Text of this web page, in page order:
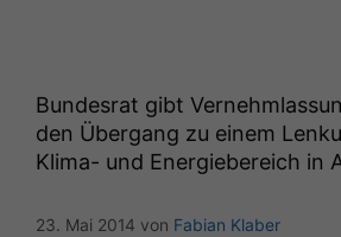
Bundesrat gibt
den Übergang zu einem
Klima- und Energiebereich in
23. Mai 2014 von Fabian Klaber